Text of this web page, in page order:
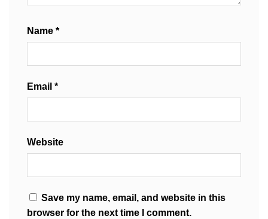
Name *
Email *
Website
Save my name, email, and website in this
browser for the next time I comment.